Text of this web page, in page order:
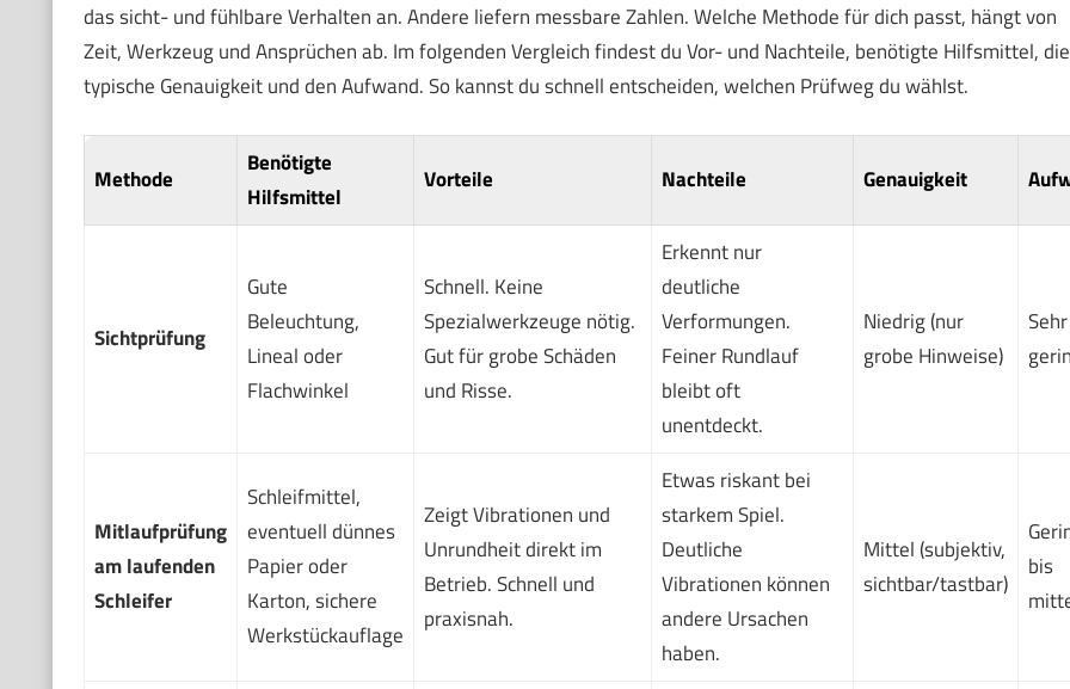
das sicht- und fühlbare Verhalten an. Andere liefern messbare Zahlen. Welche Methode für dich passt, hängt von
Zeit, Werkzeug und Ansprüchen ab. Im folgenden Vergleich findest du Vor- und Nachteile, benötigte Hilfsmittel, die
typische Genauigkeit und den Aufwand. So kannst du schnell entscheiden, welchen Prüfweg du wählst.
Methode
Benötigte
Hilfsmittel
Vorteile Nachteile Genauigkeit
Sichtprüfung
Gute
Beleuchtung,
Lineal oder
Flachwinkel
Schnell. Keine
Spezialwerkzeuge nötig.
Gut für grobe Schäden
und Risse.
Erkennt nur
deutliche
Verformungen.
Feiner Rundlauf
bleibt oft
unentdeckt.
Niedrig (nur
grobe Hinweise)
Sehr
Mitlaufprüfung
am laufenden
Schleifer
Schleifmittel,
eventuell dünnes
Papier oder
Karton, sichere
Werkstückauflage
Zeigt Vibrationen und
Unrundheit direkt im
Betrieb. Schnell und
praxisnah.
Etwas riskant bei
starkem Spiel.
Deutliche
Vibrationen können
andere Ursachen
haben.
Mittel (subjektiv,
sichtbar/tastbar)
bis